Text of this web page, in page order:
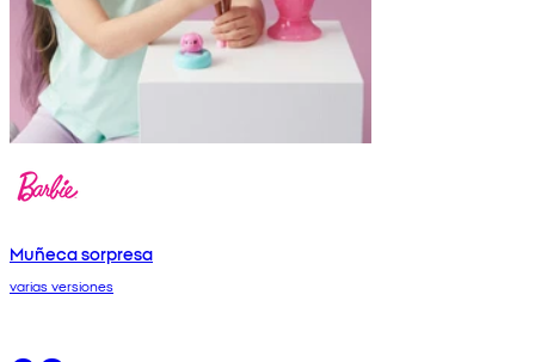
Muñeca sorpresa
varias versiones